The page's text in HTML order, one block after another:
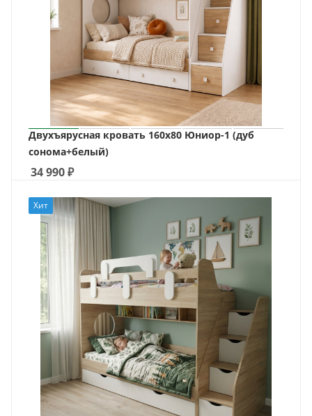
Двухъярусная кровать 160х80 Юниор-1 (дуб
сонома+белый)
34 990₽
Хит